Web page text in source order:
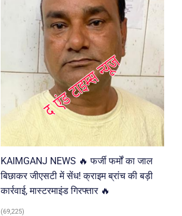
KAIMGANJ NEWS 🔥 फर्जी फर्मों का जाल
बिछाकर जीएसटी में सेंध! क्राइम ब्रांच की बड़ी
कार्रवाई, मास्टरमाइंड गिरफ्तार 🔥
(69,225)